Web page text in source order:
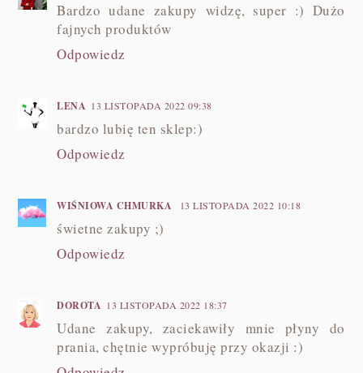
Bardzo udane zakupy widzę, super :) Dużo
fajnych produktów
Odpowiedz
LENA 13 LISTOPADA 2022 09:38
bardzo lubię ten sklep:)
Odpowiedz
WIŚNIOWA CHMURKA 13 LISTOPADA 2022 10:18
świetne zakupy ;)
Odpowiedz
DOROTA 13 LISTOPADA 2022 18:37
Udane zakupy, zaciekawiły mnie płyny do
prania, chętnie wypróbuję przy okazji :)